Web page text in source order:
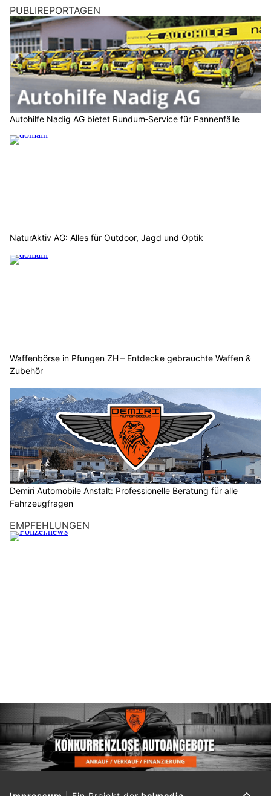
PUBLIREPORTAGEN
Autohilfe Nadig AG bietet Rundum‑Service für Pannenfälle
NaturAktiv AG: Alles für Outdoor, Jagd und Optik
Waffenbörse in Pfungen ZH – Entdecke gebrauchte Waffen &
Zubehör
Demiri Automobile Anstalt: Professionelle Beratung für alle
Fahrzeugfragen
EMPFEHLUNGEN